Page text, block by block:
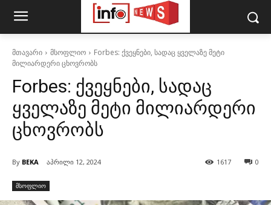
მთავარი მსოფლიო
Forbes: ქვეყნები, სადაც ყველაზე მეტი
მილიარდერი ცხოვრობს
Forbes: ქვეყნები, სადაც
ყველაზე მეტი მილიარდერი
ცხოვრობს
By BEKA აპრილი 12, 2024 0
1617
მსოფლიო